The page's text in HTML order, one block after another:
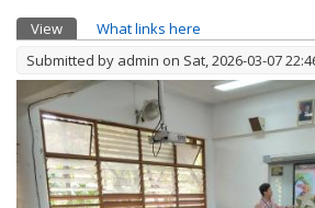
Primary tabs
View (active tab)
What links here
Submitted by admin on Sat, 2026-03-07